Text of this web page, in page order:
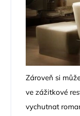
Zároveň si
ve zážitkové
vychutnat